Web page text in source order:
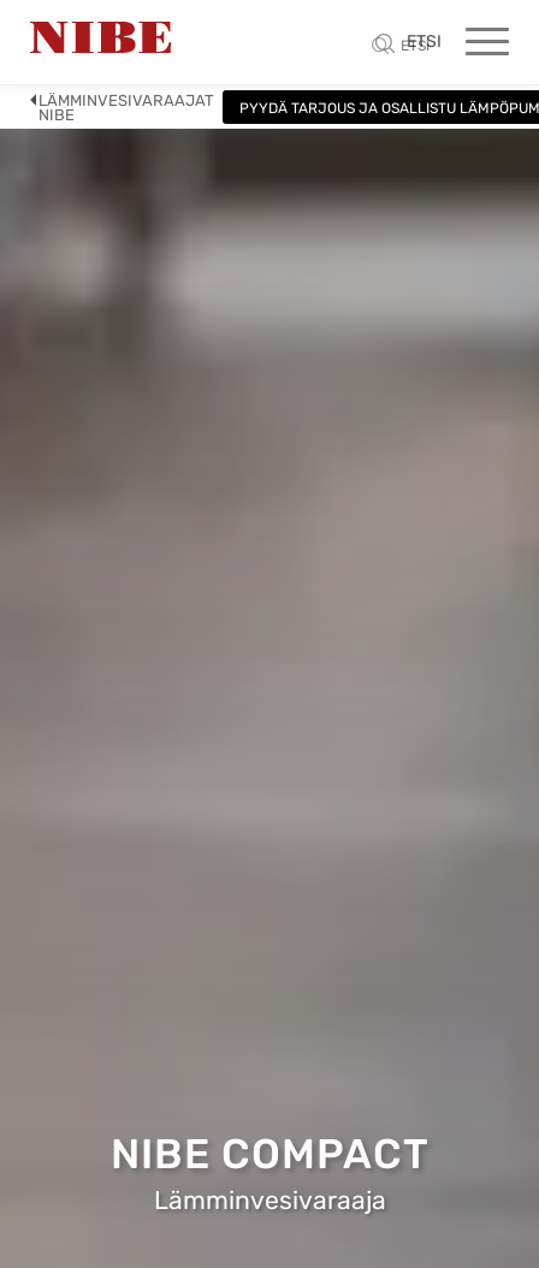
ETSI
ETSI
LÄMMINVESIVARAAJAT
NIBE
PYYDÄ TARJOUS JA OSALLISTU
NIBE COMPACT
Lämminvesivaraaja